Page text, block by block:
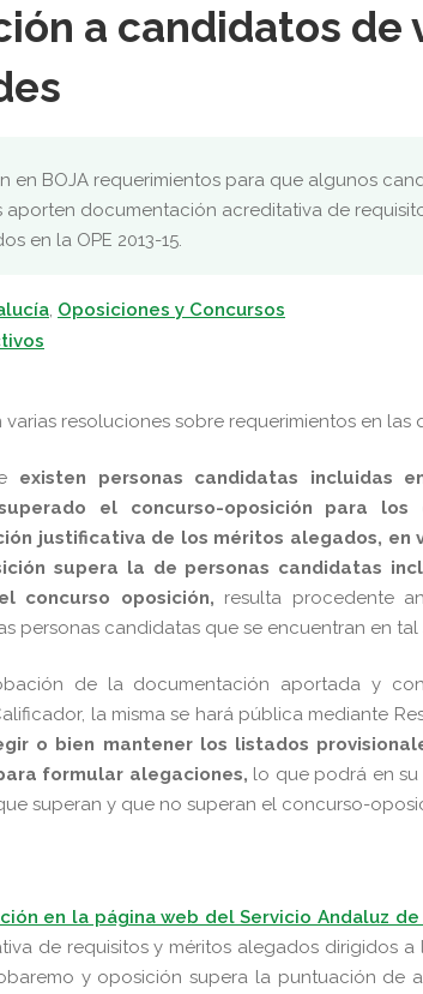
a candidatos de
en BOJA requerimientos para que algunos
aporten documentación acreditativa de
en la OPE 2013-15.
Oposiciones y Concursos
resoluciones sobre requerimientos en las
existen personas candidatas incluidas
el concurso-oposición para
justificativa de los méritos alegados,
supera la de personas candidatas
concurso oposición, resulta procedente
personas candidatas que se encuentran en tal
de la documentación aportada y
la misma se hará pública mediante
o bien mantener los listados
formular alegaciones, lo que podrá en
superan y que no superan el concurso-
en la página web del Servicio Andaluz de
de requisitos y méritos alegados dirigidos a
y oposición supera la puntuación de